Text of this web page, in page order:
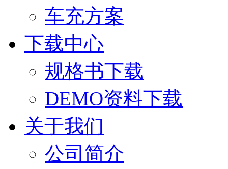
车充方案
下载中心
规格书下载
DEMO资料下载
关于我们
公司简介